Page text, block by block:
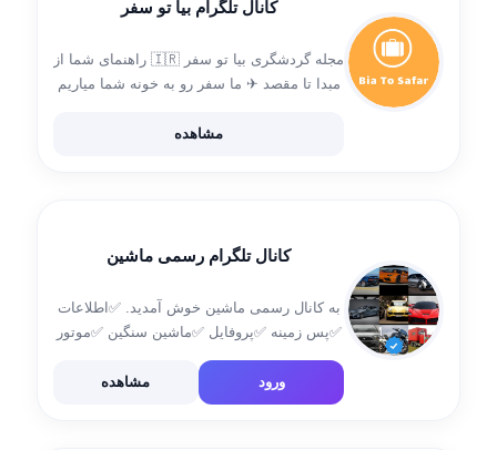
کانال تلگرام بیا تو سفر
مجله گردشگری بیا تو سفر 🇮🇷 راهنمای شما از
مبدا تا مقصد ✈ ما‌ سفر رو به خونه شما میاریم
مشاهده
کانال تلگرام رسمی ماشین
به کانال رسمی ماشین خوش آمدید. ✅اطلاعات
✅پس زمینه ✅پروفایل ✅ماشین سنگین ✅موتور
ارزان ✅۱۲ نفر به قیمت ۱هزار تومان شارژمورد
قبول است ✅ تبلیغ رایگان ❌ فعالیت کم […]
ورود مشاهده